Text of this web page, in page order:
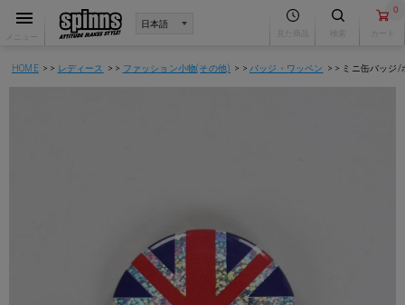
0
HOME レディース ファッション小物(その他) バッジ・ワッペン ミニ缶バッジ/